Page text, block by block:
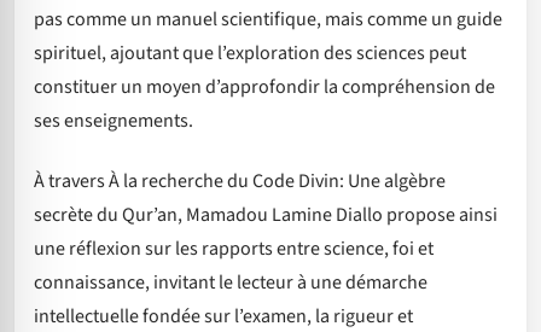
pas comme un manuel scientifique, mais comme un guide
spirituel, ajoutant que l’exploration des sciences peut
constituer un moyen d’approfondir la compréhension de
ses enseignements.
À travers À la recherche du Code Divin: Une algèbre
secrète du Qur’an, Mamadou Lamine Diallo propose ainsi
une réflexion sur les rapports entre science, foi et
connaissance, invitant le lecteur à une démarche
intellectuelle fondée sur l’examen, la rigueur et